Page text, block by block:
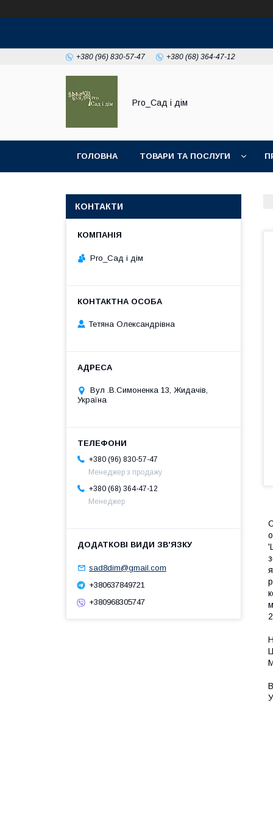
+380 (96) 830-57-47 +380 (68) 364-47-12
Pro_Сад і дім
ГОЛОВНА ТОВАРИ ТА ПОСЛУГИ
КОНТАКТИ
Pro_Сад і дім
Тетяна Олександрівна
Вул .В.Симоненка 13, Жидачів,
Україна
+380 (96) 830-57-47
Менеджер з продажу
+380 (68) 364-47-12
Менеджер
sad8dim@gmail.com
+380637849721
+380968305747